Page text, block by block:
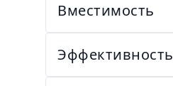
Вместимость
Эффективность